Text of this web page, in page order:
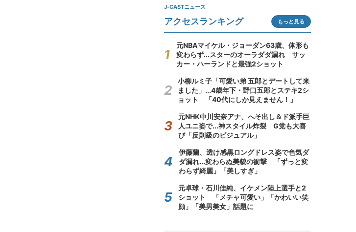
J-CASTニュース
アクセスランキング もっと見る
元NBAマイケル・ジョーダン63歳、体形も
変わらず...スターのオーラダダ漏れ サッ
カー・ハーランドと最強2ショット
小柳ルミ子「可愛い弟 五郎とデートして来
ました」...4歳年下・野口五郎とステキ2シ
ョット 「40代にしか見えません！」
元NHK中川安奈アナ、へそ出し＆ド派手巨
人ユニ姿で...神スタイル炸裂 G党も大喜
び「反則級のビジュアル」
伊藤蘭、透け感黒ロングドレス姿で色気ダ
ダ漏れ...変わらぬ美貌の衝撃 「ずっと変
わらず綺麗」「美しすぎ」
元卓球・石川佳純、イケメン陸上選手と2
ショット 「メチャ可愛い」「かわいい笑
顔」「美男美女」話題に